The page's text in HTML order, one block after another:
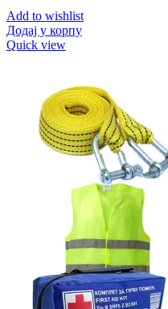
Add to wishlist
Додај у корпу
Quick view